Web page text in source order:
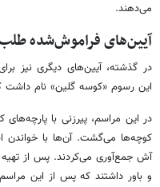
می‌دهند.
آیین‌های فراموش‌شده طلب
در گذشته، آیین‌های دیگری نیز
این رسوم «کوسه گلین» نام داشت
در این مراسم، پیرزنی با
کوچه‌ها می‌گشت. آن‌ها با خواندن
آش جمع‌آوری می‌کردند. پس از
و باور داشتند که پس از این